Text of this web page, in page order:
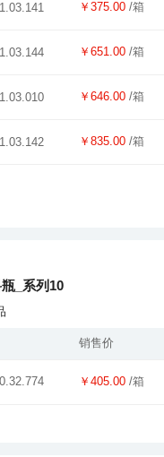
￥375.00 /箱
￥651.00 /箱
￥646.00 /箱
￥835.00 /箱
_系列10
销售价
￥405.00 /箱